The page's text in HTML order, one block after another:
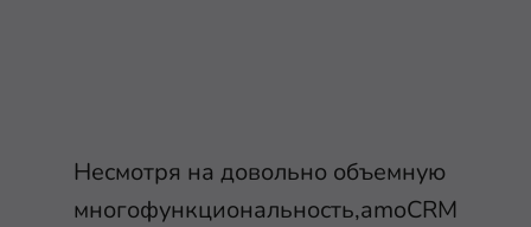
Несмотря на довольно объемную
многофункциональность,amoCRM